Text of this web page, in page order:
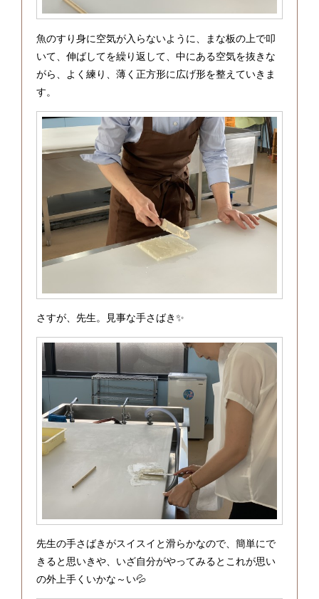
魚のすり身に空気が入らないように、まな板の上で叩
いて、伸ばしてを繰り返して、中にある空気を抜きな
がら、よく練り、薄く正方形に広げ形を整えていきま
す。
さすが、先生。見事な手さばき✨
先生の手さばきがスイスイと滑らかなので、簡単にで
きると思いきや、いざ自分がやってみるとこれが思い
の外上手くいかな～い💦